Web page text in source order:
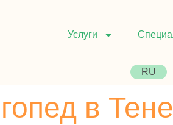
Услуги
RU
в